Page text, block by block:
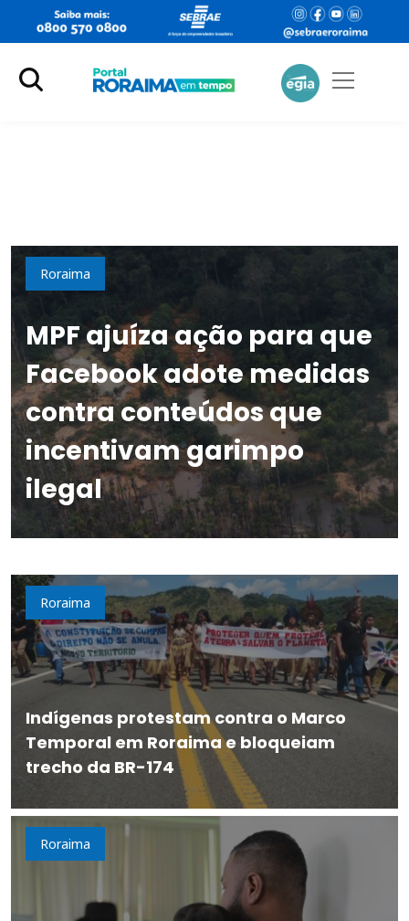
Roraima
MPF ajuíza ação para que
Facebook adote medidas
contra conteúdos que
incentivam garimpo
ilegal
Roraima
Indígenas protestam contra o Marco
Temporal em Roraima e bloqueiam
trecho da BR-174
Roraima